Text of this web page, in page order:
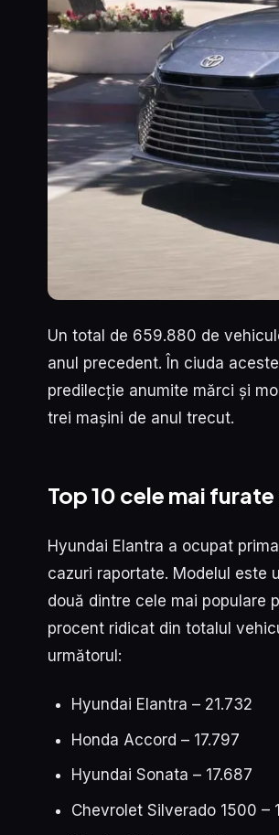
Un total de 659.880 de
anul precedent. În ciuda
predilecție anumite mărci și
trei mașini de anul trecut.
Top 10 cele mai
Hyundai Elantra a ocupat
cazuri raportate. Modelul este
două dintre cele mai populare
procent ridicat din totalul
următorul:
Hyundai Elantra – 21.732
Honda Accord – 17.797
Hyundai Sonata – 17.687
Chevrolet Silverado 1500 –